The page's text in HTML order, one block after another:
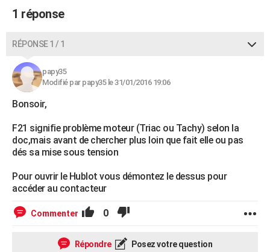
Dictionnaire
Biographies
Citations
Expressions
Proverbes
COPAINS D'AVANT
S'inscrire
Se connecter
Lycées
Collèges
Primaires
Universités
Entreprises
Service militaire
Avis de recherche
AVIS DE DÉCÈS
FORUM
Bricolage
Lifestyle
Culture
Sport
Auto
Television
Voyage
Cinema
1 réponse
RÉPONSE 1 / 1
papy35
Modifié par papy35 le 31/01/2016 19:06
Bonsoir,
F21 signifie problème moteur (Triac ou Tachy) selon la
doc,mais avant de chercher plus loin que fait elle ou pas
dés sa mise sous tension
Pour ouvrir le Hublot vous démontez le dessus pour
accéder au contacteur
Commenter 0
Répondre Posez votre question